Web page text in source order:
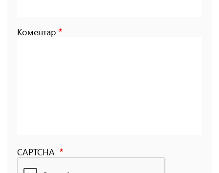
Коментар
CAPTCHA